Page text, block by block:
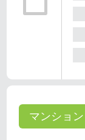
マンション